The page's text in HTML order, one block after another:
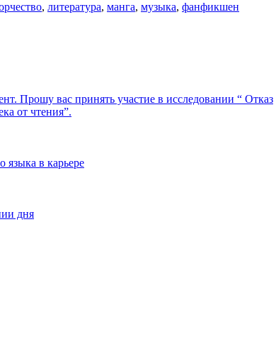
, литература, манга, музыка, фанфикшен
Прошу вас принять участие в исследовании “ Отказ
от чтения”.
языка в карьере
дня